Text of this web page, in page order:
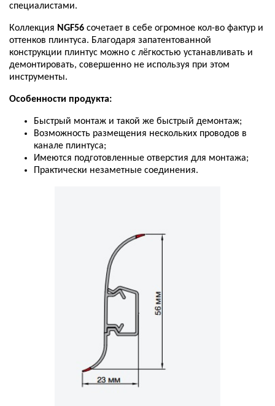
специалистами.
Коллекция NGF56 сочетает в себе огромное кол-во фактур и
оттенков плинтуса. Благодаря запатентованной
конструкции плинтус можно с лёгкостью устанавливать и
демонтировать, совершенно не используя при этом
инструменты.
Особенности продукта:
Быстрый монтаж и такой же быстрый демонтаж;
Возможность размещения нескольких проводов в
канале плинтуса;
Имеются подготовленные отверстия для монтажа;
Практически незаметные соединения.